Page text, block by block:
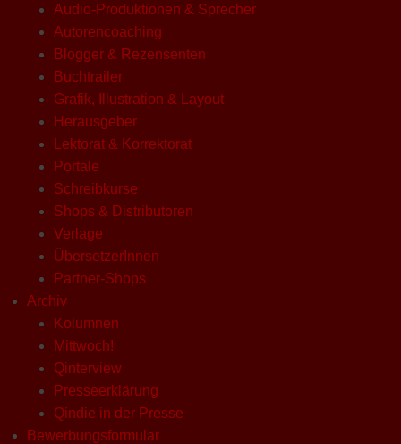
Audio-Produktionen & Sprecher
Autorencoaching
Blogger & Rezensenten
Buchtrailer
Grafik, Illustration & Layout
Herausgeber
Lektorat & Korrektorat
Portale
Schreibkurse
Shops & Distributoren
Verlage
ÜbersetzerInnen
Partner-Shops
Archiv
Kolumnen
Mittwoch!
Qinterview
Presseerklärung
Qindie in der Presse
Bewerbungsformular